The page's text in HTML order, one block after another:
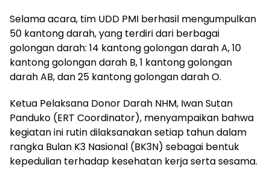
Selama acara, tim UDD PMI berhasil mengumpulkan
50 kantong darah, yang terdiri dari berbagai
golongan darah: 14 kantong golongan darah A, 10
kantong golongan darah B, 1 kantong golongan
darah AB, dan 25 kantong golongan darah O.
Ketua Pelaksana Donor Darah NHM, Iwan Sutan
Panduko (ERT Coordinator), menyampaikan bahwa
kegiatan ini rutin dilaksanakan setiap tahun dalam
rangka Bulan K3 Nasional (BK3N) sebagai bentuk
kepedulian terhadap kesehatan kerja serta sesama.